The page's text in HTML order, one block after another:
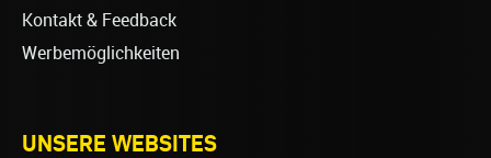
Kontakt & Feedback
Werbemöglichkeiten
UNSERE WEBSITES